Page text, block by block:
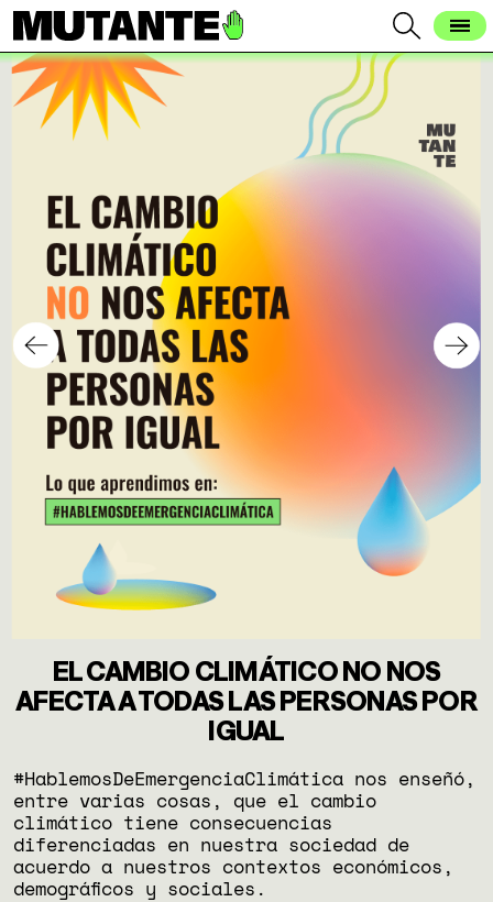
EL CAMBIO CLIMÁTICO NO NOS
AFECTA A TODAS LAS PERSONAS POR
IGUAL
#HablemosDeEmergenciaClimática nos enseñó,
entre varias cosas, que el cambio
climático tiene consecuencias
diferenciadas en nuestra sociedad de
acuerdo a nuestros contextos económicos,
demográficos y sociales.